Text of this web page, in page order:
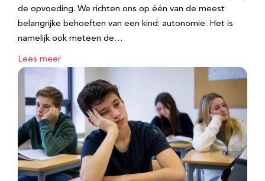
de opvoeding. We richten ons op één van de meest
belangrijke behoeften van een kind: autonomie. Het is
namelijk ook meteen de…
Lees meer